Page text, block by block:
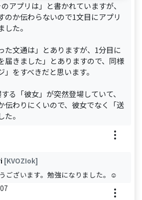
アプリは」と書かれていますが、
のか伝わらないので1文目にアプリ
た。
た文通は」とありますが、1分目に
届きました」とありますので、同様
」をすべきだと思います。
る「彼女」が突然登場していて、
伝わりにくいので、彼女でなく「送
。
[KVOZIok]
ございます。勉強になりました。☺️